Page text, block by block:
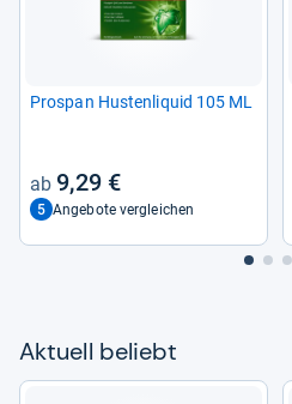
Pro­span Hus­ten­li­quid 105 ML
9,29 €
5 Angebote vergleichen
Aktu­ell beliebt